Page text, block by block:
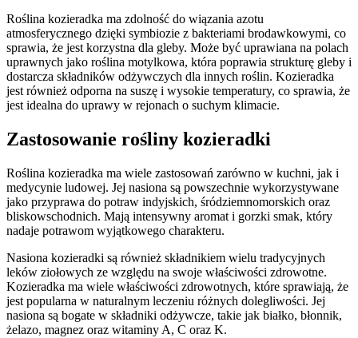
Roślina kozieradka ma zdolność do wiązania azotu
atmosferycznego dzięki symbiozie z bakteriami brodawkowymi, co
sprawia, że jest korzystna dla gleby. Może być uprawiana na polach
uprawnych jako roślina motylkowa, która poprawia strukturę gleby i
dostarcza składników odżywczych dla innych roślin. Kozieradka
jest również odporna na suszę i wysokie temperatury, co sprawia, że
jest idealna do uprawy w rejonach o suchym klimacie.
Zastosowanie rośliny kozieradki
Roślina kozieradka ma wiele zastosowań zarówno w kuchni, jak i
medycynie ludowej. Jej nasiona są powszechnie wykorzystywane
jako przyprawa do potraw indyjskich, śródziemnomorskich oraz
bliskowschodnich. Mają intensywny aromat i gorzki smak, który
nadaje potrawom wyjątkowego charakteru.
Nasiona kozieradki są również składnikiem wielu tradycyjnych
leków ziołowych ze względu na swoje właściwości zdrowotne.
Kozieradka ma wiele właściwości zdrowotnych, które sprawiają, że
jest popularna w naturalnym leczeniu różnych dolegliwości. Jej
nasiona są bogate w składniki odżywcze, takie jak białko, błonnik,
żelazo, magnez oraz witaminy A, C oraz K.